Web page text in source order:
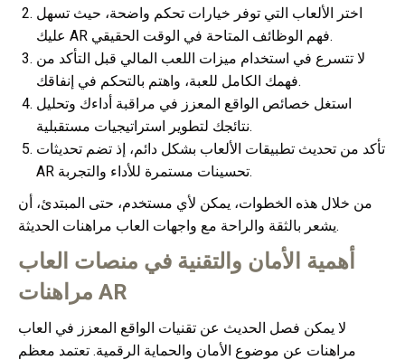
اختر الألعاب التي توفر خيارات تحكم واضحة، حيث تسهل
عليك AR فهم الوظائف المتاحة في الوقت الحقيقي.
لا تتسرع في استخدام ميزات اللعب المالي قبل التأكد من
فهمك الكامل للعبة، واهتم بالتحكم في إنفاقك.
استغل خصائص الواقع المعزز في مراقبة أداءك وتحليل
نتائجك لتطوير استراتيجيات مستقبلية.
تأكد من تحديث تطبيقات الألعاب بشكل دائم، إذ تضم تحديثات
AR تحسينات مستمرة للأداء والتجربة.
من خلال هذه الخطوات، يمكن لأي مستخدم، حتى المبتدئ، أن
يشعر بالثقة والراحة مع واجهات العاب مراهنات الحديثة.
أهمية الأمان والتقنية في منصات العاب
مراهنات AR
لا يمكن فصل الحديث عن تقنيات الواقع المعزز في العاب
مراهنات عن موضوع الأمان والحماية الرقمية. تعتمد معظم